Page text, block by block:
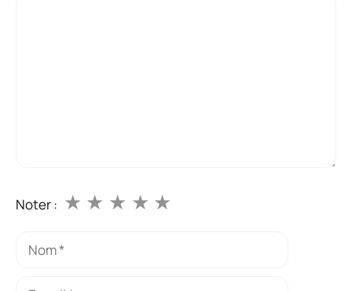
Noter : ★
★
★
★
★
Nom